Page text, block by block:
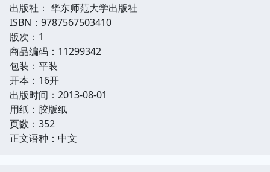
出版社： 华东师范大学出版社
ISBN：9787567503410
版次：1
商品编码：11299342
包装：平装
开本：16开
出版时间：2013-08-01
用纸：胶版纸
页数：352
正文语种：中文